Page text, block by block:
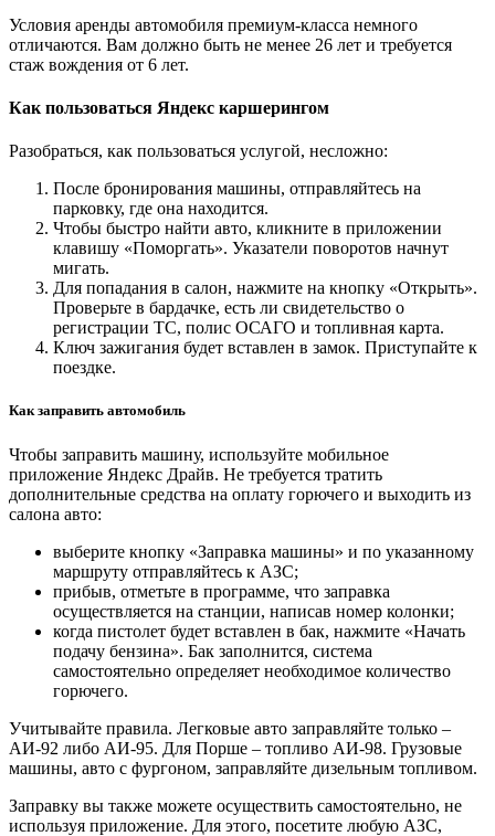
Условия аренды автомобиля премиум-класса немного
отличаются. Вам должно быть не менее 26 лет и требуется
стаж вождения от 6 лет.
Как пользоваться Яндекс каршерингом
Разобраться, как пользоваться услугой, несложно:
После бронирования машины, отправляйтесь на
парковку, где она находится.
Чтобы быстро найти авто, кликните в приложении
клавишу «Поморгать». Указатели поворотов начнут
мигать.
Для попадания в салон, нажмите на кнопку «Открыть».
Проверьте в бардачке, есть ли свидетельство о
регистрации ТС, полис ОСАГО и топливная карта.
Ключ зажигания будет вставлен в замок. Приступайте к
поездке.
Как заправить автомобиль
Чтобы заправить машину, используйте мобильное
приложение Яндекс Драйв. Не требуется тратить
дополнительные средства на оплату горючего и выходить из
салона авто:
выберите кнопку «Заправка машины» и по указанному
маршруту отправляйтесь к АЗС;
прибыв, отметьте в программе, что заправка
осуществляется на станции, написав номер колонки;
когда пистолет будет вставлен в бак, нажмите «Начать
подачу бензина». Бак заполнится, система
самостоятельно определяет необходимое количество
горючего.
Учитывайте правила. Легковые авто заправляйте только –
АИ-92 либо АИ-95. Для Порше – топливо АИ-98. Грузовые
машины, авто с фургоном, заправляйте дизельным топливом.
Заправку вы также можете осуществить самостоятельно, не
используя приложение. Для этого, посетите любую АЗС,